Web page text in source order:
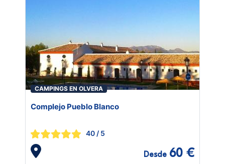
CAMPINGS EN OLVERA
Complejo Pueblo Blanco
40 / 5
Desde 60 €